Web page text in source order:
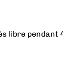
libre pendant